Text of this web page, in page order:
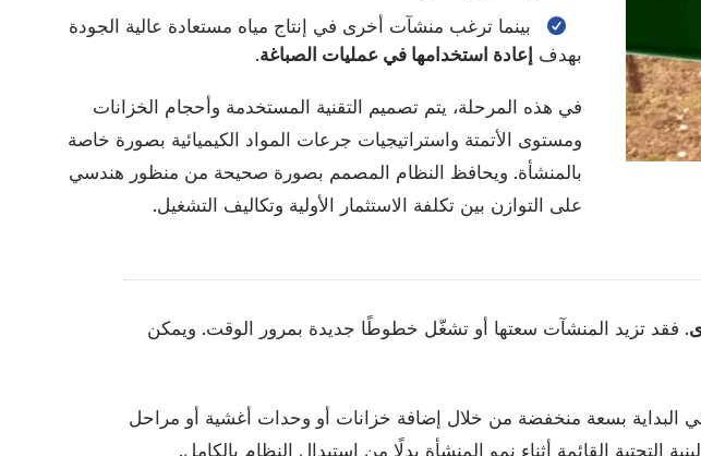
بينما ترغب منشآت أخرى في إنتاج مياه مستعادة عالية الجودة
بهدف إعادة استخدامها في عمليات الصباغة.
في هذه المرحلة، يتم تصميم التقنية المستخدمة وأحجام الخزانات
ومستوى الأتمتة واستراتيجيات جرعات المواد الكيميائية بصورة خاصة
بالمنشأة. ويحافظ النظام المصمم بصورة صحيحة من منظور هندسي
على التوازن بين تكلفة الاستثمار الأولية وتكاليف التشغيل.
. فقد تزيد المنشآت سعتها أو تشغّل خطوطًا جديدة بمرور الوقت. ويمكن
البداية بسعة منخفضة من خلال إضافة خزانات أو وحدات أغشية أو مراحل
التحتية القائمة أثناء نمو المنشأة بدلًا من استبدال النظام بالكامل.